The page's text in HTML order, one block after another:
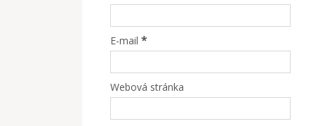
E-mail *
Webová stránka